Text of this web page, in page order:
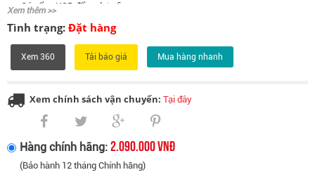
Có cổng USB để update firmware
Chân tiếp xúc mạ vàng, chống chập.
Trọng lượng: 115g
Xem thêm >>
Tình trạng: Đặt hàng
Xem 360 Mua hàng nhanh
Xem chính sách vận chuyển: Tại đây
Hàng chính hãng: 2.090.000 VNĐ
(Bảo hành 12 tháng Chính hãng)